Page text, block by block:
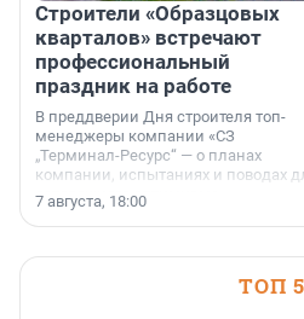
Строители «Образцовых
кварталов» встречают
профессиональный
праздник на работе
В преддверии Дня строителя топ-
менеджеры компании «СЗ
„Терминал-Ресурс“ — о планах
компании, испытаниях и поводах
осторожного оптимизма.
7 августа, 18:00
ТОП 5